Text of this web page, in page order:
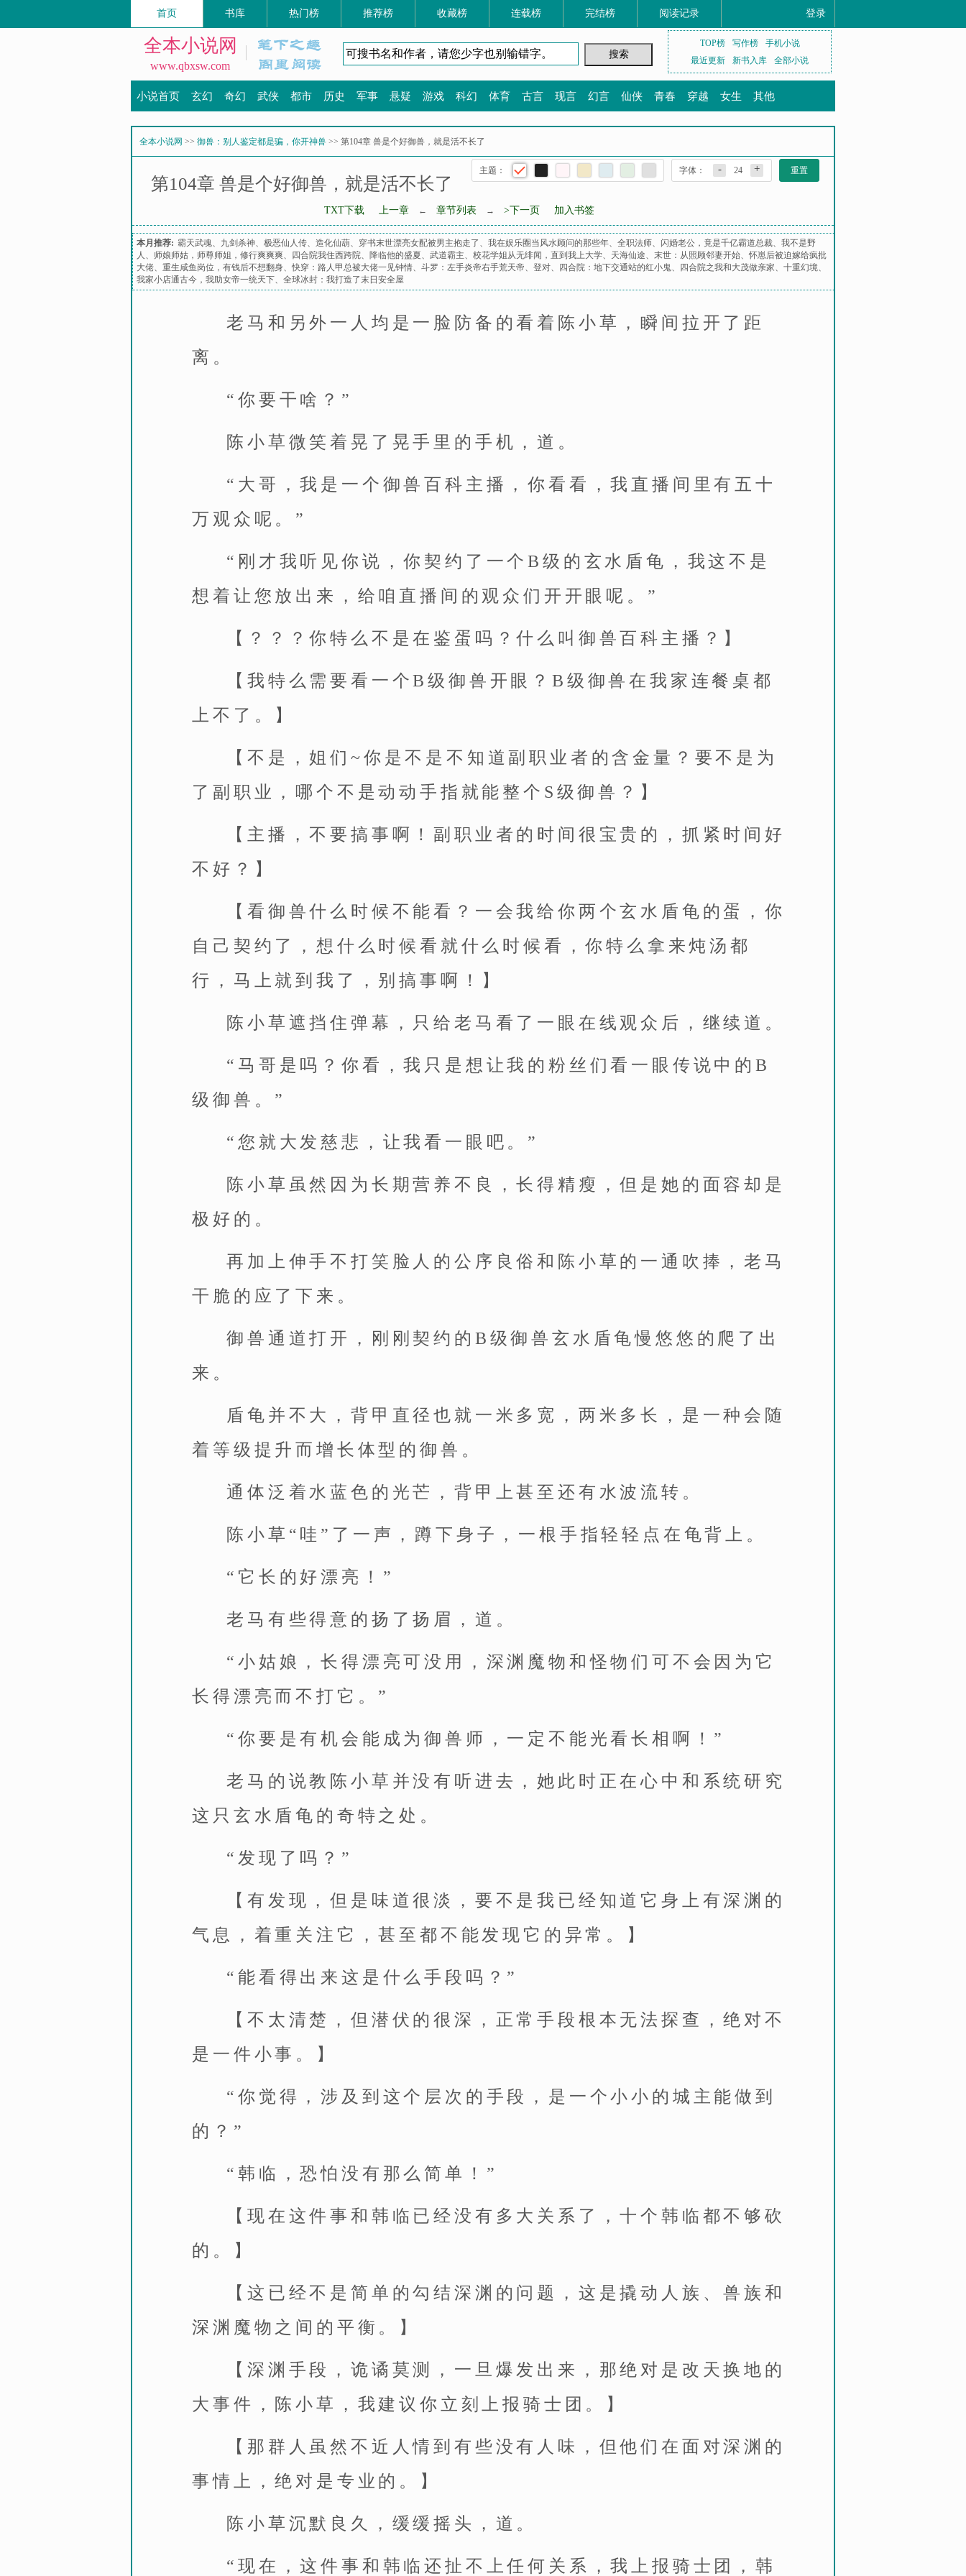
首页 书库 热门榜 推荐榜 收藏榜 连载榜 完结榜 阅读记录 登录
全本小说网
www.qbxsw.com
TOP榜 写作榜
手机小说
最近更新
新书入库 全部小说
小说首页 玄幻 奇幻 武侠 都市 历史 军事 悬疑 游戏 科幻 体育 古言 现言 幻言 仙侠 青春 穿越 女生 其他
全本小说网 >> 御兽：别人鉴定都是骗，你开神兽 >> 第104章 兽是个好御兽，就是活不长了
主题： 字体： - 24 + 重置
第104章 兽是个好御兽，就是活不长了
TXT下载 上一章 ← 章节列表 → >下一页 加入书签
本月推荐: 霸天武魂、 九剑杀神、 极恶仙人传、 造化仙葫、 穿书末世漂亮女配被男主抱走了 、 我在娱乐圈当风水顾问的那些年、 全职法师、 闪婚老公，竟是千亿霸道总裁、 我不是野
人 、 师娘师姑，师尊师姐，修行爽爽爽、 四合院我住西跨院、 降临他的盛夏、 武道霸主、 校花学姐从无绯闻，直到我上大学、 天海仙途、 末世：从照顾邻妻开始、怀崽后被迫嫁给疯批
大佬、 重生咸鱼岗位，有钱后不想翻身、快穿：路人甲总被大佬一见钟情、 斗罗：左手炎帝右手荒天帝、 登对、 四合院：地下交通站的红小鬼、 四合院之我和大茂做亲家、 十重幻境、
我家小店通古今，我助女帝一统天下、 全球冰封：我打造了末日安全屋
老马和另外一人均是一脸防备的看着陈小草，瞬间拉开了距
离。
“你要干啥？”
陈小草微笑着晃了晃手里的手机，道。
“大哥，我是一个御兽百科主播，你看看，我直播间里有五十
万观众呢。”
“刚才我听见你说，你契约了一个B级的玄水盾龟，我这不是
想着让您放出来，给咱直播间的观众们开开眼呢。”
【？？？你特么不是在鉴蛋吗？什么叫御兽百科主播？】
【我特么需要看一个B级御兽开眼？B级御兽在我家连餐桌都
上不了。】
【不是，姐们~你是不是不知道副职业者的含金量？要不是为
了副职业，哪个不是动动手指就能整个S级御兽？】
【主播，不要搞事啊！副职业者的时间很宝贵的，抓紧时间好
不好？】
【看御兽什么时候不能看？一会我给你两个玄水盾龟的蛋，你
自己契约了，想什么时候看就什么时候看，你特么拿来炖汤都
行，马上就到我了，别搞事啊！】
陈小草遮挡住弹幕，只给老马看了一眼在线观众后，继续道。
“马哥是吗？你看，我只是想让我的粉丝们看一眼传说中的B
级御兽。”
“您就大发慈悲，让我看一眼吧。”
陈小草虽然因为长期营养不良，长得精瘦，但是她的面容却是
极好的。
再加上伸手不打笑脸人的公序良俗和陈小草的一通吹捧，老马
干脆的应了下来。
御兽通道打开，刚刚契约的B级御兽玄水盾龟慢悠悠的爬了出
来。
盾龟并不大，背甲直径也就一米多宽，两米多长，是一种会随
着等级提升而增长体型的御兽。
通体泛着水蓝色的光芒，背甲上甚至还有水波流转。
陈小草“哇”了一声，蹲下身子，一根手指轻轻点在龟背上。
“它长的好漂亮！”
老马有些得意的扬了扬眉，道。
“小姑娘，长得漂亮可没用，深渊魔物和怪物们可不会因为它
长得漂亮而不打它。”
“你要是有机会能成为御兽师，一定不能光看长相啊！”
老马的说教陈小草并没有听进去，她此时正在心中和系统研究
这只玄水盾龟的奇特之处。
“发现了吗？”
【有发现，但是味道很淡，要不是我已经知道它身上有深渊的
气息，着重关注它，甚至都不能发现它的异常。】
“能看得出来这是什么手段吗？”
【不太清楚，但潜伏的很深，正常手段根本无法探查，绝对不
是一件小事。】
“你觉得，涉及到这个层次的手段，是一个小小的城主能做到
的？”
“韩临，恐怕没有那么简单！”
【现在这件事和韩临已经没有多大关系了，十个韩临都不够砍
的。】
【这已经不是简单的勾结深渊的问题，这是撬动人族、兽族和
深渊魔物之间的平衡。】
【深渊手段，诡谲莫测，一旦爆发出来，那绝对是改天换地的
大事件，陈小草，我建议你立刻上报骑士团。】
【那群人虽然不近人情到有些没有人味，但他们在面对深渊的
事情上，绝对是专业的。】
陈小草沉默良久，缓缓摇头，道。
“现在，这件事和韩临还扯不上任何关系，我上报骑士团，韩